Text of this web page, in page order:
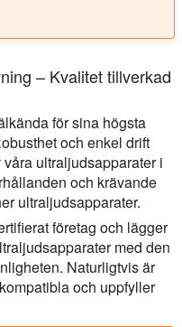
– Kvalitet tillverkad
för sina högsta
och enkel drift
ultraljudsapparater i
och krävande
ultraljudsapparater.
företag och lägger
med den
Naturligtvis är
och uppfyller